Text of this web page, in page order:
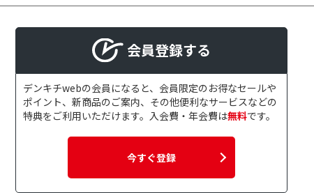
会員登録する
デンキチwebの会員になると、会員限定のお得なセールや
ポイント、新商品のご案内、その他便利なサービスなどの
特典をご利用いただけます。入会費・年会費は無料です。
今すぐ登録